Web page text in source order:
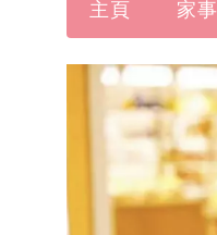
主頁 家事